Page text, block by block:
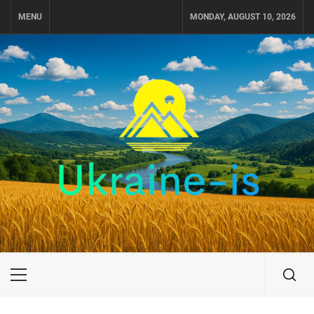
MENU MONDAY, AUGUST 10, 2026
UKRAINE-IS
ПОДОРОЖI ПО УКРАЇНІ
Primary